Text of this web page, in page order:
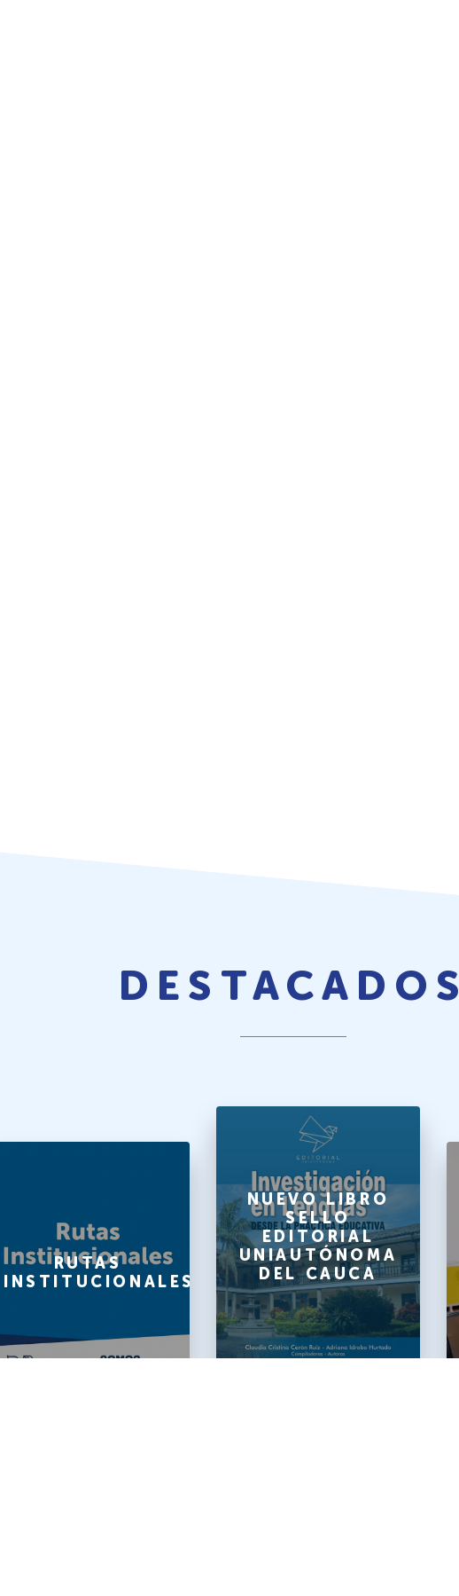
DESTACADOS
RUTAS
INSTITUCIONALES
NUEVO LIBRO
SELLO
EDITORIAL
UNIAUTÓNOMA
DEL CAUCA